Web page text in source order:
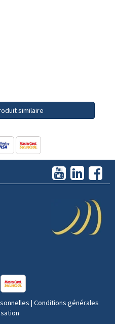
similaire
| Conditions générales